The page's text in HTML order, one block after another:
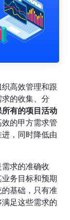
高效管理和跟
的收集、分
所有的项目活动
的甲方需求管
，同时降低由
求的准确收
务目标和预期
基础，只有准
足这些需求的